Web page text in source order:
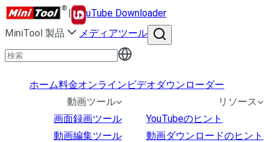
|
uTube Downloader
MiniTool 製品
メディアツール
ホーム料金オンラインビデオダウンローダー
動画ツール
画面録画ツール
動画編集ツール
リソース
YouTubeのヒント
動画ダウンロードのヒント